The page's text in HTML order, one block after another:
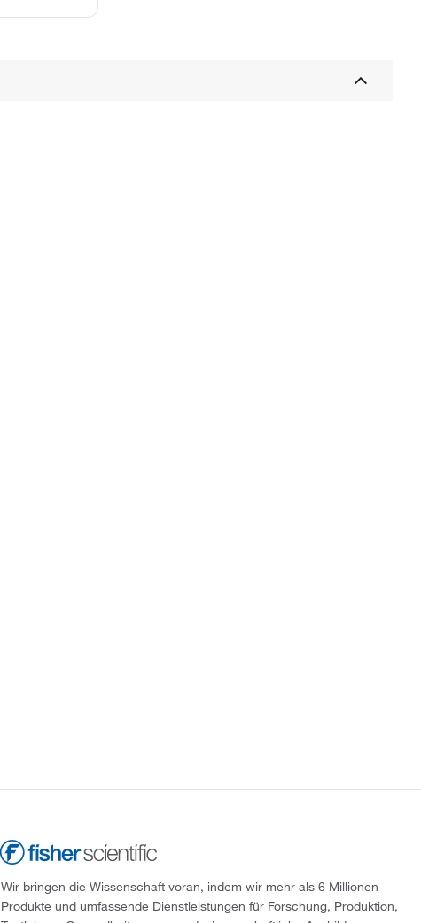
Wir bringen die Wissenschaft voran, indem wir mehr als 6 Millionen
Produkte und umfassende Dienstleistungen für Forschung, Produktion,